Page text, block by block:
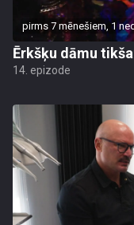
pirms 7 mēnešiem, 1
Ērkšķu dāmu
14. epizode